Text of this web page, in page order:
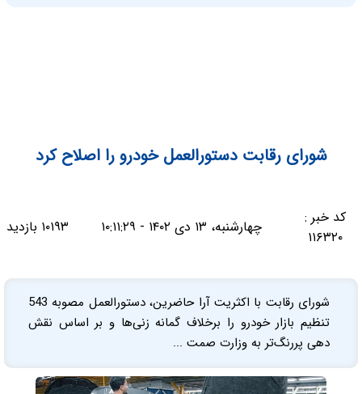
شورای رقابت دستورالعمل خودرو را اصلاح کرد
کد خبر :
۱۱۶۳۲۰
چهارشنبه، ۱۳ دی ۱۴۰۲ - ۱۰:۱۱:۲۹ ۱۰۱۹۳ بازدید
شورای رقابت با اکثریت آرا حاضرین، دستورالعمل مصوبه 543
تنظیم بازار خودرو را برخلاف گمانه زنی‌ها و بر اساس نقش
دهی پررنگ‌تر به وزارت صمت ...